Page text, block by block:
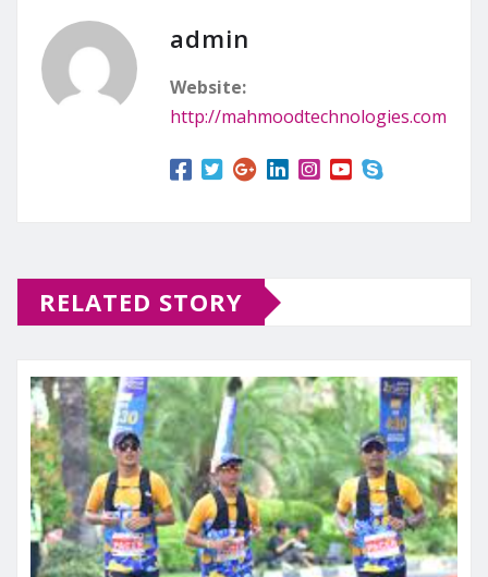
admin
Website:
http://mahmoodtechnologies.com
RELATED STORY